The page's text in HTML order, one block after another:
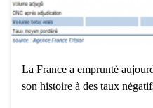
La France a emprunté
son histoire à des taux